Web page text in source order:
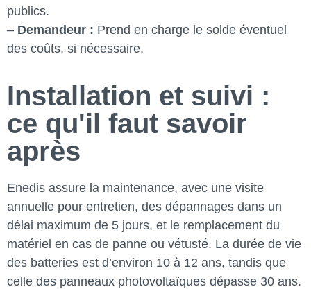
publics.
– Demandeur : Prend en charge le solde éventuel
des coûts, si nécessaire.
Installation et suivi :
ce qu'il faut savoir
après
Enedis assure la maintenance, avec une visite
annuelle pour entretien, des dépannages dans un
délai maximum de 5 jours, et le remplacement du
matériel en cas de panne ou vétusté. La durée de vie
des batteries est d’environ 10 à 12 ans, tandis que
celle des panneaux photovoltaïques dépasse 30 ans.